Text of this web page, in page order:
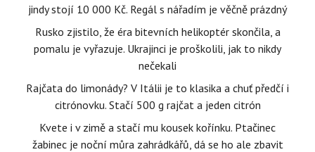
jindy stojí 10 000 Kč. Regál s nářadím je věčně prázdný
Rusko zjistilo, že éra bitevních helikoptér skončila, a
pomalu je vyřazuje. Ukrajinci je proškolili, jak to nikdy
nečekali
Rajčata do limonády? V Itálii je to klasika a chuť předčí i
citrónovku. Stačí 500 g rajčat a jeden citrón
Kvete i v zimě a stačí mu kousek kořínku. Ptačinec
žabinec je noční můra zahrádkářů, dá se ho ale zbavit